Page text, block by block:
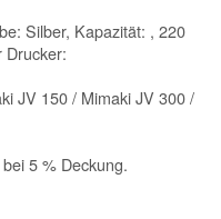
Silber, Kapazität: , 220
Drucker:
JV 150 / Mimaki JV 300 /
5 % Deckung.